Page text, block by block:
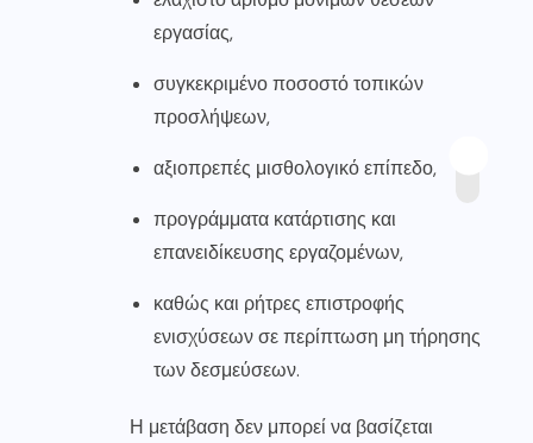
εργασίας,
συγκεκριμένο ποσοστό τοπικών
προσλήψεων,
αξιοπρεπές μισθολογικό επίπεδο,
προγράμματα κατάρτισης και
επανειδίκευσης εργαζομένων,
καθώς και ρήτρες επιστροφής
ενισχύσεων σε περίπτωση μη τήρησης
των δεσμεύσεων.
Η μετάβαση δεν μπορεί να βασίζεται